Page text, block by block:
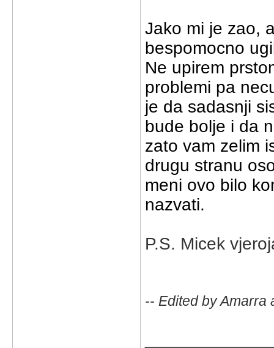
Jako mi je zao,
bespomocno
Ne upirem
problemi pa
je da sadasnji
bude bolje i da
zato vam zelim
drugu stranu
meni ovo bilo
nazvati.
P.S. Micek
-- Edited by Amarra